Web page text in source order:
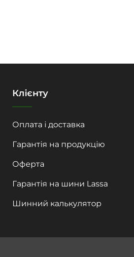
Клієнту
Оплата і доставка
Гарантія на продукцію
Оферта
Гарантія на шини Lassa
Шинний калькулятор